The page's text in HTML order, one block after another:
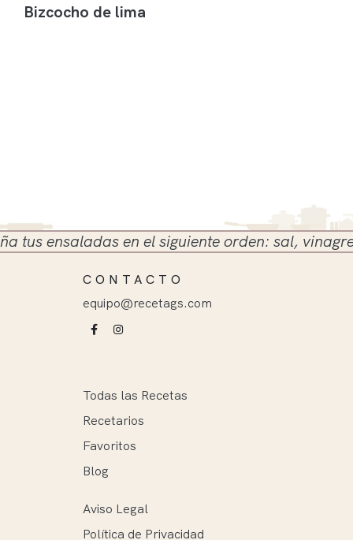
Bizcocho de lima
ensaladas en el siguiente orden: sal, vinagre y
CONTACTO
equipo@recetags.com
Todas las Recetas
Recetarios
Favoritos
Blog
Aviso Legal
Política de Privacidad